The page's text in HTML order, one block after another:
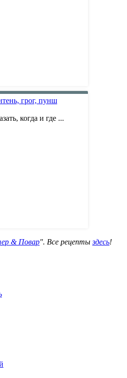
когда и где ...
& Повар". Все рецептыздесь!